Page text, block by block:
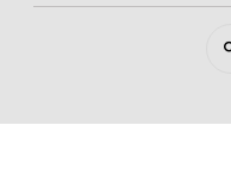
products.sharing